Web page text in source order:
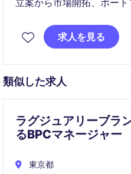
立案から市場開拓、ポー
やチーム協働力を重視し
事業成長に貢献いただきま
求人を見る
類似した求人
ラグジュアリーブラ
るBPCマネージャー
東京都